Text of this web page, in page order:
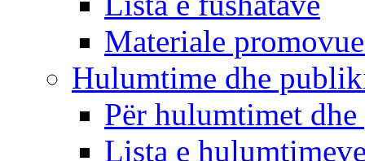
Materiale
Hulumtime dhe
Për hulumtimet
Lista e